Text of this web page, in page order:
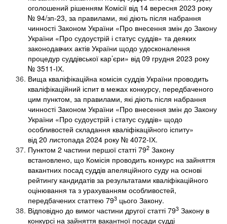
оголошений рішенням Комісії від 14 вересня 2023 року
№ 94/зп-23, за правилами, які діють після набрання
чинності Законом України «Про внесення змін до Закону
України «Про судоустрій і статус суддів» та деяких
законодавчих актів України щодо удосконалення
процедур суддівської кар’єри» від 09 грудня 2023 року
№ 3511-ІХ.
Вища кваліфікаційна комісія суддів України проводить
кваліфікаційний іспит в межах конкурсу, передбаченого
цим пунктом, за правилами, які діють після набрання
чинності Законом України «Про внесення змін до Закону
України «Про судоустрій і статус суддів» щодо
особливостей складання кваліфікаційного іспиту»
від 20 листопада 2024 року № 4072-ІХ.
Пунктом 2 частини першої статті 792 Закону
встановлено, що Комісія проводить конкурс на зайняття
вакантних посад суддів апеляційного суду на основі
рейтингу кандидатів за результатами кваліфікаційного
оцінювання та з урахуванням особливостей,
передбачених статтею 793 цього Закону.
Відповідно до вимог частини другої статті 793 Закону в
конкурсі на зайняття вакантної посади судді